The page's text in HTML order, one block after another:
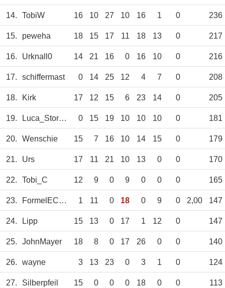
14. TobiW 16 10 27 10 16 1 0 236
15. peweha 18 15 17 11 18 13 0 217
16. Urknall0 14 21 16 0 16 10 0 216
17. schiffermast 0 14 25 12 4 7 0 208
18. Kirk 17 12 15 6 23 14 0 205
19. Luca_Storms 0 15 19 10 10 10 0 181
20. Wenschie 15 7 16 10 14 15 0 179
21. Urs 17 11 21 10 13 0 0 170
22. Tobi_C 12 9 0 9 0 0 0 165
23. FormelECed25 1 11 0 18 0 9 0 2,00 147
24. Lipp 15 13 0 17 1 12 0 147
25. JohnMayer 18 8 0 17 26 0 0 140
26. wayne 3 13 23 0 3 1 0 124
27. Silberpfeil 15 0 0 0 18 0 0 113